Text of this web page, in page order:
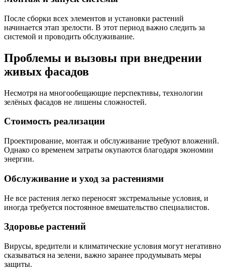
После сборки всех элементов и установки растений
начинается этап зрелости. В этот период важно следить за
системой и проводить обслуживание.
Проблемы и вызовы при внедрении
живых фасадов
Несмотря на многообещающие перспективы, технологии
зелёных фасадов не лишены сложностей.
Стоимость реализации
Проектирование, монтаж и обслуживание требуют вложений.
Однако со временем затраты окупаются благодаря экономии
энергии.
Обслуживание и уход за растениями
Не все растения легко переносят экстремальные условия, и
иногда требуется постоянное вмешательство специалистов.
Здоровье растений
Вирусы, вредители и климатические условия могут негативно
сказываться на зелени, важно заранее продумывать меры
защиты.